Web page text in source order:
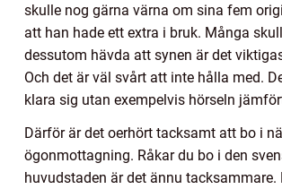
skulle nog gärna värna om sina fem
att han hade ett extra i bruk. Många
dessutom hävda att synen är det
Och det är väl svårt att inte hålla med.
klara sig utan exempelvis hörseln
Därför är det oerhört tacksamt att bo i
ögonmottagning. Råkar du bo i den
huvudstaden är det ännu tacksammare.